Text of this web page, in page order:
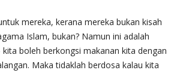
mereka, kerana mereka bukan kisah
Islam, bukan? Namun ini adalah
boleh berkongsi makanan kita dengan
Maka tidaklah berdosa kalau kita